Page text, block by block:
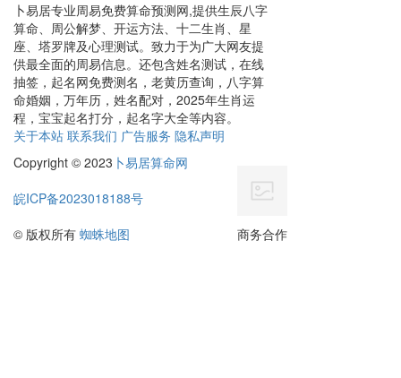
卜易居专业周易免费算命预测网,提供生辰八字
算命、周公解梦、开运方法、十二生肖、星
座、塔罗牌及心理测试。致力于为广大网友提
供最全面的周易信息。还包含姓名测试，在线
抽签，起名网免费测名，老黄历查询，八字算
命婚姻，万年历，姓名配对，2025年生肖运
程，宝宝起名打分，起名字大全等内容。
关于本站 联系我们 广告服务 隐私声明
Copyright © 2023 卜易居算命网
皖ICP备2023018188号
© 版权所有 蜘蛛地图 商务合作